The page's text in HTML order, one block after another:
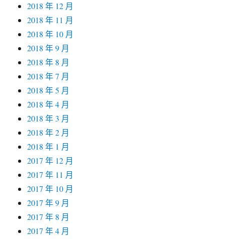
2018 年 12 月
2018 年 11 月
2018 年 10 月
2018 年 9 月
2018 年 8 月
2018 年 7 月
2018 年 5 月
2018 年 4 月
2018 年 3 月
2018 年 2 月
2018 年 1 月
2017 年 12 月
2017 年 11 月
2017 年 10 月
2017 年 9 月
2017 年 8 月
2017 年 4 月